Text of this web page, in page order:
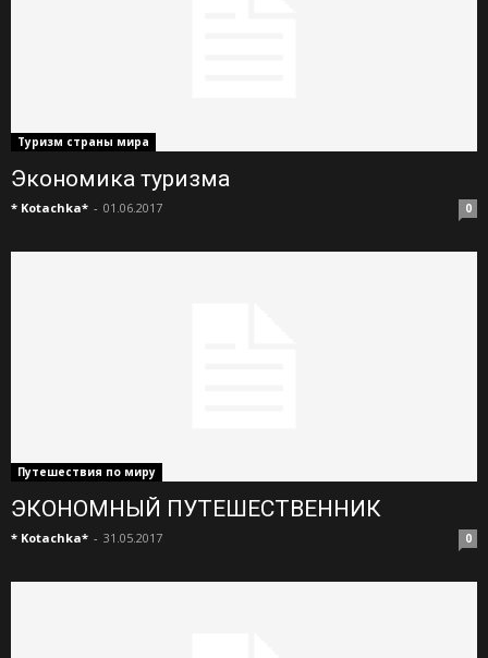
Туризм страны мира
Экономика туризма
* Kotachka* - 01.06.2017 0
Путешествия по миру
ЭКОНОМНЫЙ ПУТЕШЕСТВЕННИК
* Kotachka* - 31.05.2017 0